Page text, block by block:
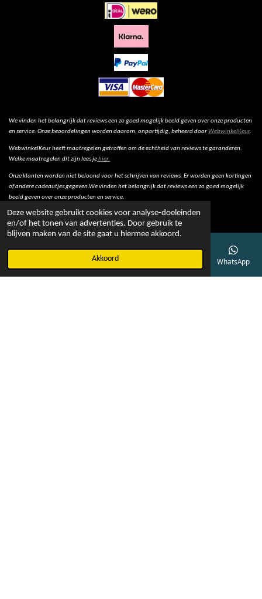
Deze website gebruikt cookies voor analyse-doeleinden
en/of het tonen van advertenties. Door gebruik te
blijven maken van de site gaat u hiermee akkoord.
Akkoord
We vinden het belangrijk dat reviews een zo goed mogelijk beeld geven over onze producten
en service. Onze beoordelingen worden daarom, onpartijdig, beheerd doorWebwinkelKeur.
WebwinkelKeur heeft maatregelen getroffen om de echtheid van reviews te garanderen.
Welke maatregelen dit zijn lees jehier.
Onze klanten worden niet beloond voor het schrijven van reviews. Er worden geen kortingen
of andere cadeautjes gegeven.We vinden het belangrijk dat reviews een zo goed mogelijk
beeld geven over onze producten en service.
Telefoonnummer WhatsApp